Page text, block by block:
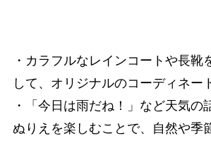
・カラフルなレインコートや長靴
して、オリジナルのコーディネー
・「今日は雨だね！」など天気の
ぬりえを楽しむことで、自然や季